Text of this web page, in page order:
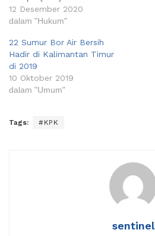
melakukan delapan kali
operasi tangkap tangan
melibatkan penyelenggara
negara di pusat maupun
daerah. Sebagai
perbandingan, pada tahun
2019 dilakukan OTT KPK
KPK,…
12 Desember 2020
dalam "Hukum"
22 Sumur Bor Air Bersih
Hadir di Kalimantan Timur
di 2019
10 Oktober 2019
dalam "Umum"
Tags: #KPK
sentinel